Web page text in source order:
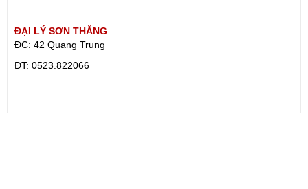
ĐẠI LÝ SƠN THẮNG
ĐC: 42 Quang Trung
ÐT: 0523.822066